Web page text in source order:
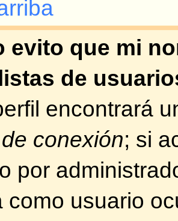
es para evitar
foro. Si ninguna de
con su problema,
del foro.
hace tiempo pero
es que: haya
o contraseña